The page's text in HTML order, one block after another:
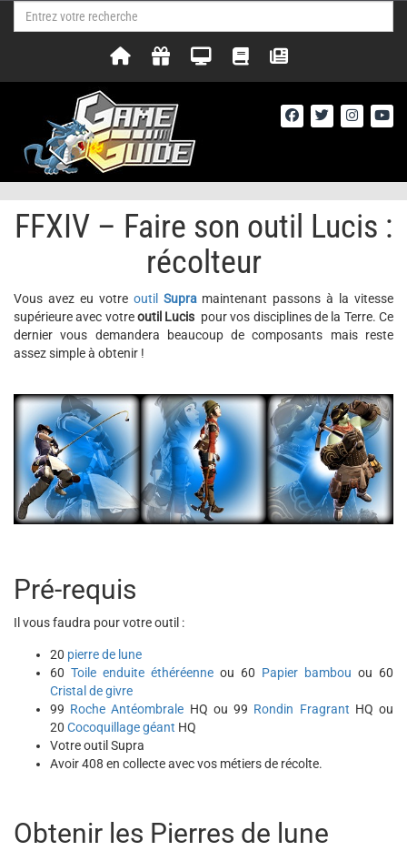
FFXIV – Faire son outil Lucis :
récolteur
Vous avez eu votre outil Supra maintenant passons à la vitesse
supérieure avec votreoutil Lucis pour vos disciplines de la Terre. Ce
dernier vous demandera beaucoup de composants mais reste
assez simple à obtenir !
Pré-requis
Il vous faudra pour votre outil :
20 pierre de lune
60 Toile enduite éthéréenne ou 60 Papier bambou ou 60
Cristal de givre
99 Roche Antéombrale HQ ou 99 Rondin Fragrant HQ ou
20 Cocoquillage géant HQ
Votre outil Supra
Avoir 408 en collecte avec vos métiers de récolte.
Obtenir les Pierres de lune